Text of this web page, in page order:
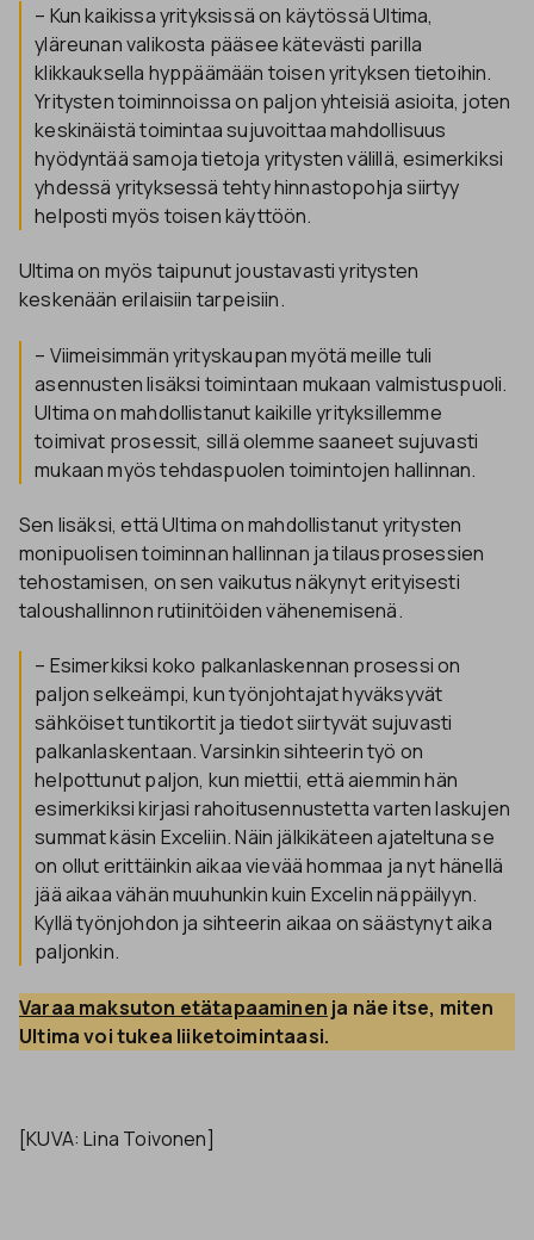
– Kun kaikissa yrityksissä on käytössä Ultima,
yläreunan valikosta pääsee kätevästi parilla
klikkauksella hyppäämään toisen yrityksen tietoihin.
Yritysten toiminnoissa on paljon yhteisiä asioita, joten
keskinäistä toimintaa sujuvoittaa mahdollisuus
hyödyntää samoja tietoja yritysten välillä, esimerkiksi
yhdessä yrityksessä tehty hinnastopohja siirtyy
helposti myös toisen käyttöön.
Ultima on myös taipunut joustavasti yritysten
keskenään erilaisiin tarpeisiin.
– Viimeisimmän yrityskaupan myötä meille tuli
asennusten lisäksi toimintaan mukaan valmistuspuoli.
Ultima on mahdollistanut kaikille yrityksillemme
toimivat prosessit, sillä olemme saaneet sujuvasti
mukaan myös tehdaspuolen toimintojen hallinnan.
Sen lisäksi, että Ultima on mahdollistanut yritysten
monipuolisen toiminnan hallinnan ja tilausprosessien
tehostamisen, on sen vaikutus näkynyt erityisesti
taloushallinnon rutiinitöiden vähenemisenä.
– Esimerkiksi koko palkanlaskennan prosessi on
paljon selkeämpi, kun työnjohtajat hyväksyvät
sähköiset tuntikortit ja tiedot siirtyvät sujuvasti
palkanlaskentaan. Varsinkin sihteerin työ on
helpottunut paljon, kun miettii, että aiemmin hän
esimerkiksi kirjasi rahoitusennustetta varten laskujen
summat käsin Exceliin. Näin jälkikäteen ajateltuna se
on ollut erittäinkin aikaa vievää hommaa ja nyt hänellä
jää aikaa vähän muuhunkin kuin Excelin näppäilyyn.
Kyllä työnjohdon ja sihteerin aikaa on säästynyt aika
paljonkin.
Varaa maksuton etätapaaminen ja näe itse, miten
Ultima voi tukea liiketoimintaasi.
[KUVA: Lina Toivonen]